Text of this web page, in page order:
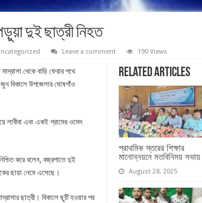
দুই ছাত্রী নিহত
Leave a comment 190 Views
Related Articles
প্রাথমিক স্তরের শিক্ষার
মানোন্নয়নে মতবিনিময় সভায়
August 28, 2025
থেকে বাড়ি ফেরার পথে
বিকালে উপজেলার ঘোষগাঁও
লাবীবা এবং একই গ্রামের ওমেদ
করে বলেন, বজ্রপাতে দুই
ছায়া নেমে এসেছে।
ছাত্রী। বিকালে ছুটি হওয়ার পর